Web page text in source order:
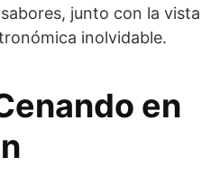
junto con la vista
inolvidable.
en